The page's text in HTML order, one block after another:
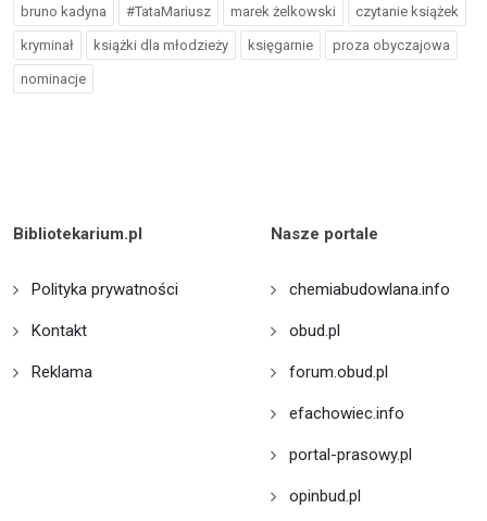
bruno kadyna #TataMariusz marek żelkowski czytanie książek
kryminał książki dla młodzieży księgarnie proza obyczajowa
nominacje
Bibliotekarium.pl
Polityka prywatności
Kontakt
Reklama
Nasze portale
chemiabudowlana.info
obud.pl
forum.obud.pl
efachowiec.info
portal-prasowy.pl
opinbud.pl